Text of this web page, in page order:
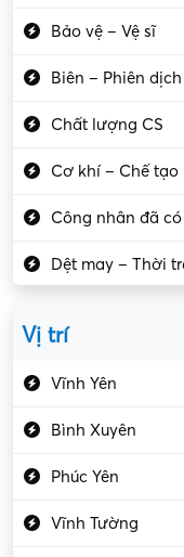
Bảo vệ – Vệ sĩ
Biên – Phiên dịch
Chất lượng CS
Cơ khí – Chế tạo
Công nhân đã có
Dệt may – Thời
Vị trí
Vĩnh Yên
Bình Xuyên
Phúc Yên
Vĩnh Tường